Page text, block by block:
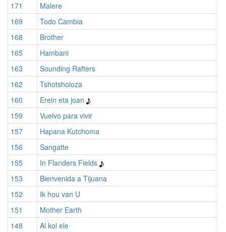
171
Malere
169
Todo Cambia
168
Brother
165
Hambani
163
Sounding Rafters
162
Tshotsholoza
160
Erein eta joan
159
Vuelvo para vivir
157
Hapana Kutchoma
156
Sangatte
155
In Flanders Fields
153
Bienvenida a Tijuana
152
Ik hou van U
151
Mother Earth
148
Al kol ele